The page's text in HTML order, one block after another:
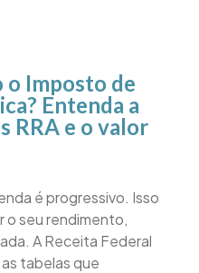
o Imposto de
Entenda a
RRA e o valor
é progressivo. Isso
o seu rendimento,
A Receita Federal
tabelas que